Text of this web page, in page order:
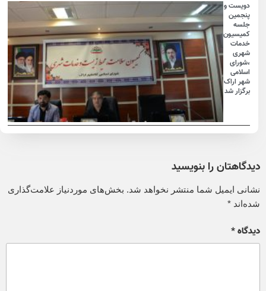
دویست و
پنجمین
جلسه
کمیسیون
خدمات
شهری
،شورای
اسلامی
شهر اراک
برگزار شد
دیدگاهتان را بنویسید
نشانی ایمیل شما منتشر نخواهد شد. بخش‌های موردنیاز علامت‌گذاری
شده‌اند*
دیدگاه*